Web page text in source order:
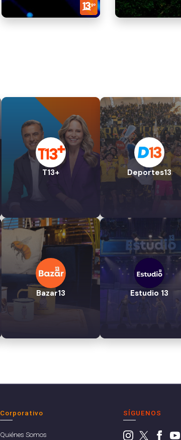
T13+ Deportes13
Bazar13 Estudio 13
Corporativo
Quiénes Somos
SÍGUENOS